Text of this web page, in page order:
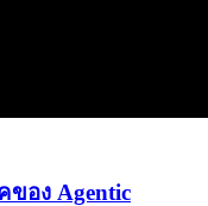
ของ Agentic